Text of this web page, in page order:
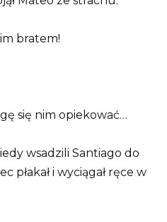
bratem!
się nim opiekować…
wsadzili Santiago do
płakał i wyciągał ręce w